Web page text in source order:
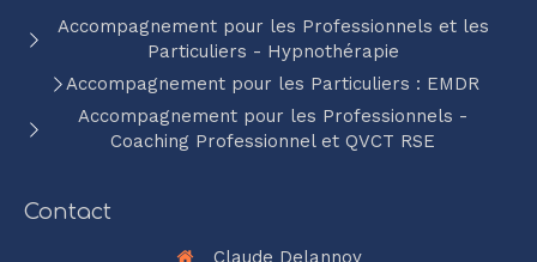
Accompagnement pour les Professionnels et les
Particuliers - Hypnothérapie
Accompagnement pour les Particuliers : EMDR
Accompagnement pour les Professionnels -
Coaching Professionnel et QVCT RSE
Contact
Claude Delannoy